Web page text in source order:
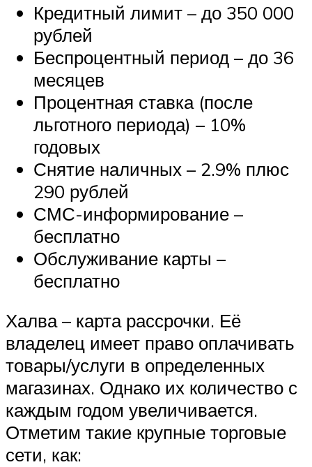
Кредитный лимит – до 350 000
рублей
Беспроцентный период – до 36
месяцев
Процентная ставка (после
льготного периода) – 10%
годовых
Снятие наличных – 2.9% плюс
290 рублей
СМС-информирование –
бесплатно
Обслуживание карты –
бесплатно
Халва – карта рассрочки. Её
владелец имеет право оплачивать
товары/услуги в определенных
магазинах. Однако их количество с
каждым годом увеличивается.
Отметим такие крупные торговые
сети, как: